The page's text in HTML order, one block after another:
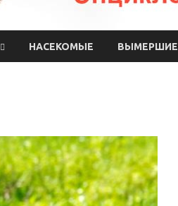
НАСЕКОМЫЕ ВЫМЕРШИЕ